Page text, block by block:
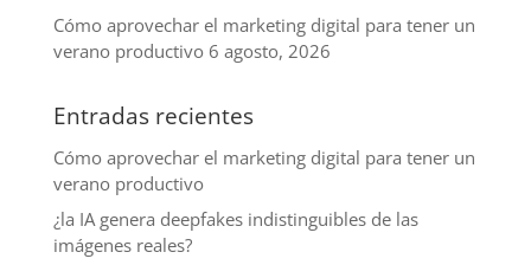
Cómo aprovechar el marketing digital para tener un
verano productivo 6 agosto, 2026
Entradas recientes
Cómo aprovechar el marketing digital para tener un
verano productivo
¿la IA genera deepfakes indistinguibles de las
imágenes reales?